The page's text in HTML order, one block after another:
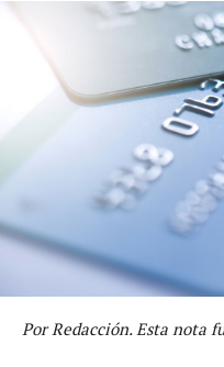
Por Redacción. Esta nota